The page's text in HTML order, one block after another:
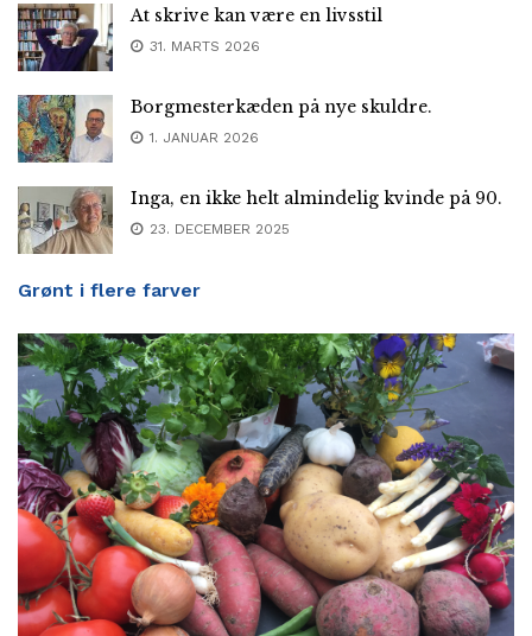
At skrive kan være en livsstil
31. MARTS 2026
Borgmesterkæden på nye skuldre.
1. JANUAR 2026
Inga, en ikke helt almindelig kvinde på 90.
23. DECEMBER 2025
Grønt i flere farver